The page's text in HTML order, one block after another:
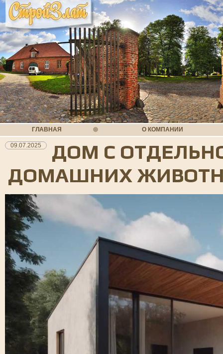
ГЛАВНАЯ О КОМПАНИИ
09.07.2025
ДОМ С
ДОМАШНИХ